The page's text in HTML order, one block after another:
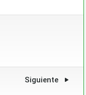
Siguiente